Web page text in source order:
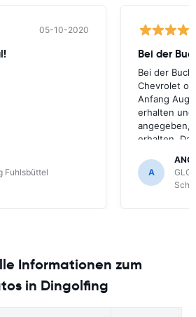
05-10-2020
Fuhlsbüttel
Bei der
Bei der
Chevrolet
Anfang
erhalten
angegeben,
erhalten.
optimal,
Schönefeld
A
Informationen zum
in Dingolfing